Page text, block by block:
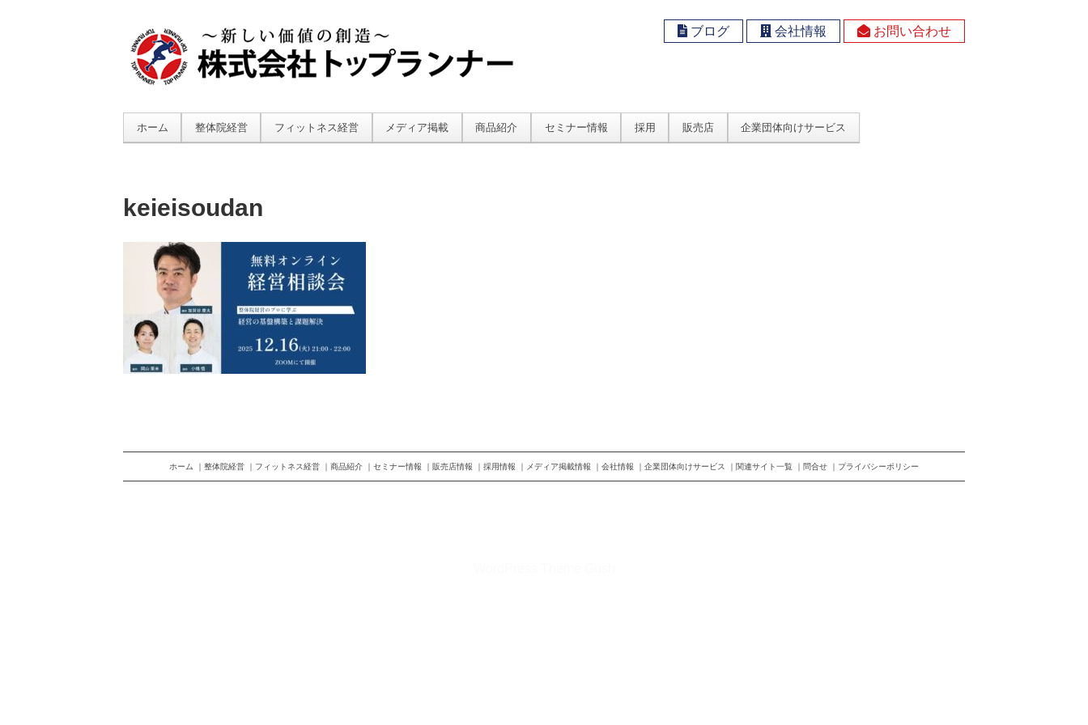
ブログ 会社情報 お問い合わせ
ホーム 整体院経営 フィットネス経営 メディア掲載 商品紹介 セミナー情報 採用 販売店 企業団体向けサービス
keieisoudan
ホーム 整体院経営 フィットネス経営 商品紹介 セミナー情報 販売店情報 採用情報 メディア掲載情報 会社情報 企業団体向けサービス 関連サイト一覧 問合せ プライバシーポリシー